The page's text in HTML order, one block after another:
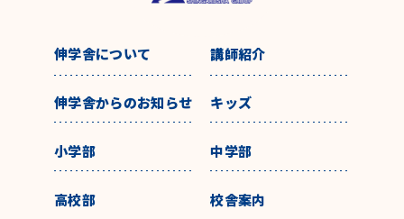
伸学舎について 講師紹介
伸学舎からのお知らせ キッズ
小学部 中学部
高校部 校舎案内